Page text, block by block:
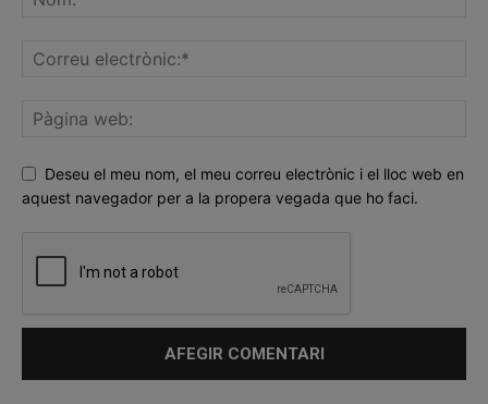
Deseu el meu nom, el meu correu electrònic i el lloc web en
aquest navegador per a la propera vegada que ho faci.